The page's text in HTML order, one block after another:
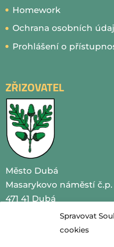
Spravovat
cookies
Homework
Ochrana osobních
Prohlášení o
ZŘIZOVATEL
Město Dubá
Masarykovo náměstí č.p.
471 41 Dubá
IČO 00260479